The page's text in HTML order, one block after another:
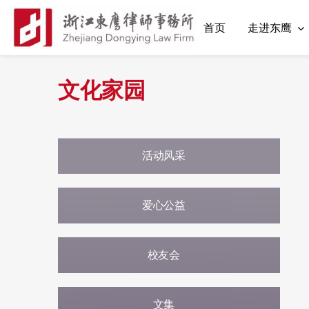
首页 走进东鹰
文化家园
活动风采
爱心公益
校友会
文集